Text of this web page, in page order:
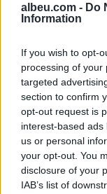
albeu.com - Do
Information
If you wish to opt-
processing of your
targeted
section to confirm
opt-out request is
interest-based
us or personal
your opt-out. You
disclosure of your
IAB’s list of